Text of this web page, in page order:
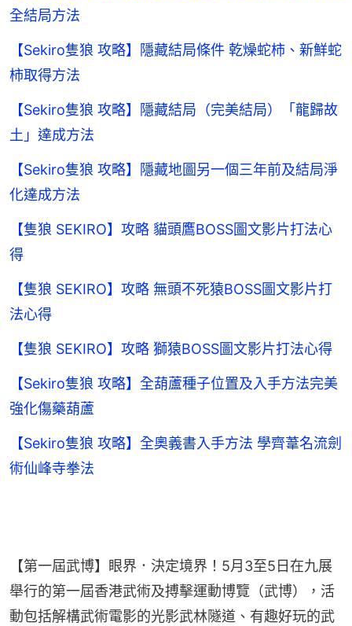
全結局方法
【Sekiro隻狼 攻略】隱藏結局條件 乾燥蛇柿、新鮮蛇
柿取得方法
【Sekiro隻狼 攻略】隱藏結局（完美結局）「龍歸故
土」達成方法
【Sekiro隻狼 攻略】隱藏地圖另一個三年前及結局淨
化達成方法
【隻狼 SEKIRO】攻略 貓頭鷹BOSS圖文影片打法心
得
【隻狼 SEKIRO】攻略 無頭不死猿BOSS圖文影片打
法心得
【隻狼 SEKIRO】攻略 獅猿BOSS圖文影片打法心得
【Sekiro隻狼 攻略】全葫蘆種子位置及入手方法完美
強化傷藥葫蘆
【Sekiro隻狼 攻略】全奧義書入手方法 學齊葦名流劍
術仙峰寺拳法
【第一屆武博】眼界．決定境界！5月3至5日在九展
舉行的第一屆香港武術及搏擊運動博覽（武博），活
動包括解構武術電影的光影武林隧道、有趣好玩的武